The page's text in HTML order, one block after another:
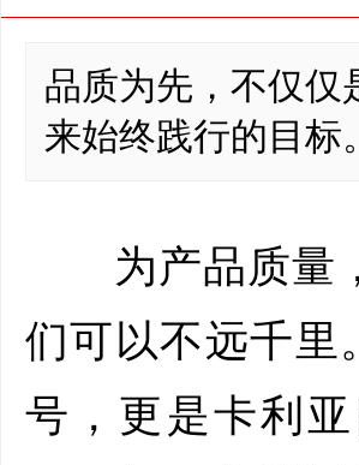
品质为先，不仅仅
来始终践行的目标。
为产品质量，
们可以不远千里
号，更是卡利